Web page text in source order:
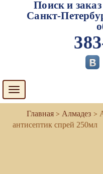
Поиск и
Санкт-
Toggle
navigation
Алмадез
антисептик спрей 250мл